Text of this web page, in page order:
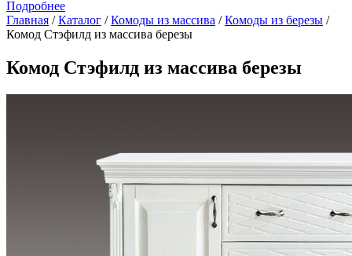
Подробнее
Главная /Каталог /Комоды из массива /Комоды из березы /
Комод Стэфилд из массива березы
Комод Стэфилд из массива березы